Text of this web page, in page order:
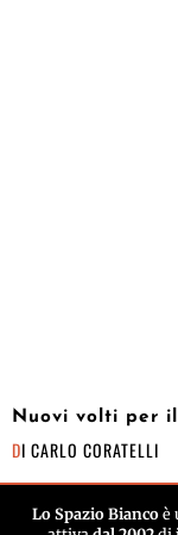
Nuovi volti per
DI CARLO CORATELLI
Lo Spazio Biancoè